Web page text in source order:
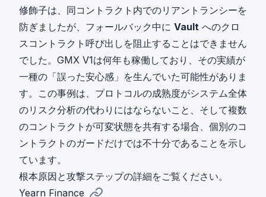
修飾子は、同コントラクト内でのリアントランシーを
防ぎましたが、フォールバック中に Vault へのクロ
スコントラクト呼び出しを阻止することはできません
でした。GMX V1は何年も稼働しており、その実績が
一種の「誤った安心感」を生んでいた可能性がありま
す。この事例は、プロトコルの成熟度がシステム全体
のリスク分析の代わりにはならないこと、そして複数
のコントラクトが可変状態を共有する場合、個別のコ
ントラクトのガードだけでは不十分であることを示し
ています。
根本原因と攻撃ステップの詳細をご覧ください。
Yearn Finance